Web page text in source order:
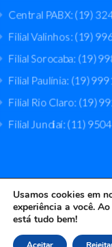
Central PABX: (19)
Filial Valinhos: (19)
Filial Sorocaba: (19)
Filial Paulínia: (19)
Filial Rio Claro: (19)
Filial Jundiaí: (11)
Bomserv Bombas
Usamos cookies em
experiência a você.
está tudo bem!